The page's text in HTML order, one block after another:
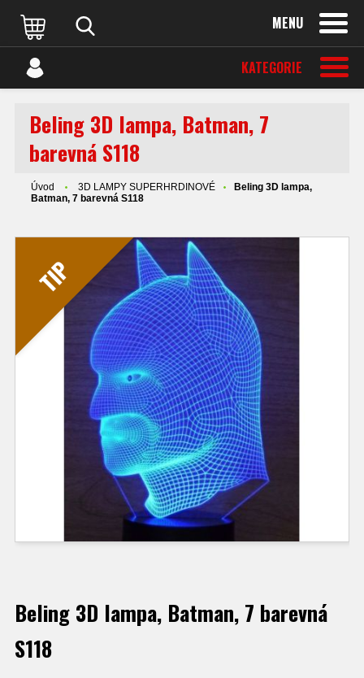
MENU
KATEGORIE
Beling 3D lampa, Batman, 7
barevná S118
Úvod 3D LAMPY SUPERHRDINOVÉ
Beling 3D lampa,
Batman, 7 barevná S118
TIP
Beling 3D lampa, Batman, 7 barevná
S118